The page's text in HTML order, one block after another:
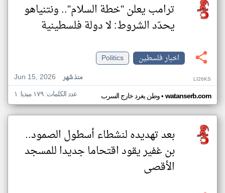
ترامب يعلن "خطة السلام".. ونتنياهو
يحدّد الشروط: لا دولة فلسطينية
اخبار فلسطين
Politics
Jun 15, 2026
منذ شهر LI26KS
وطن يغرد خارج السرب• watanserb.com عدد الكلمات: ١٧٩ ميديا: ١
بعد تهديده لنشطاء أسطول الصمود..
بن غفير يقود اقتحاما جديدا للمسجد
الأقصى